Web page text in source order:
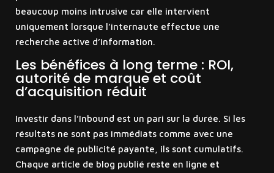
beaucoup moins intrusive car elle intervient
uniquement lorsque l’internaute effectue une
recherche active d’information.
Les bénéfices à long terme : ROI,
autorité de marque et coût
d’acquisition réduit
Investir dans l’Inbound est un pari sur la durée. Si les
résultats ne sont pas immédiats comme avec une
campagne de publicité payante, ils sont cumulatifs.
Chaque article de blog publié reste en ligne et